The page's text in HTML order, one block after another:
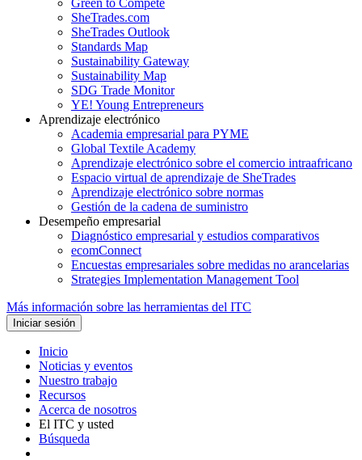
Green to Compete
SheTrades.com
SheTrades Outlook
Standards Map
Sustainability Gateway
Sustainability Map
SDG Trade Monitor
YE! Young Entrepreneurs
Aprendizaje electrónico
Academia empresarial para PYME
Global Textile Academy
Aprendizaje electrónico sobre el comercio intraafricano
Espacio virtual de aprendizaje de SheTrades
Aprendizaje electrónico sobre normas
Gestión de la cadena de suministro
Desempeño empresarial
Diagnóstico empresarial y estudios comparativos
ecomConnect
Encuestas empresariales sobre medidas no arancelarias
Strategies Implementation Management Tool
Más información sobre las herramientas del ITC
Inicio
Noticias y eventos
Nuestro trabajo
Recursos
Acerca de nosotros
El ITC y usted
Búsqueda